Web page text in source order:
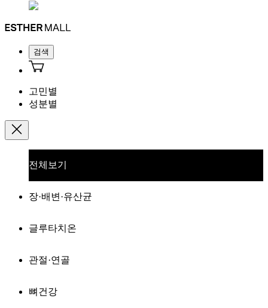
검색
고민별
성분별
전체보기
장·배변·유산균
글루타치온
관절·연골
뼈건강